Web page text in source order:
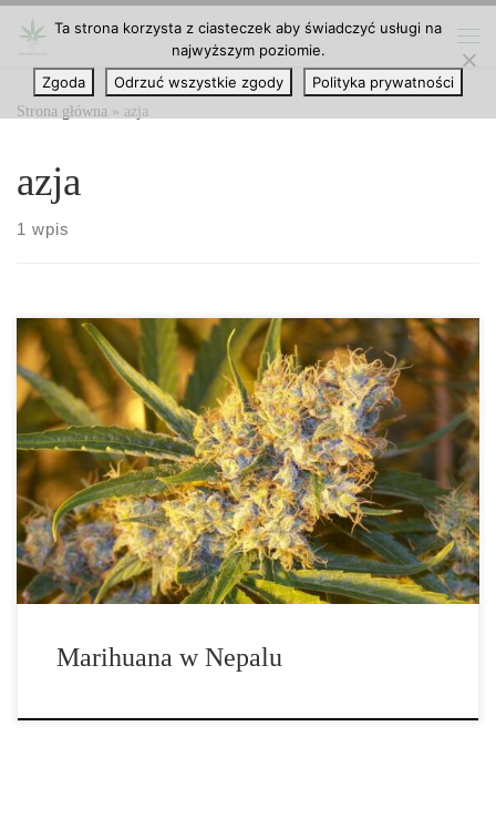
Przejdź do treści
Strona główna » azja
azja
1 wpis
Historia uprawy i stosowania marihuany w Nepalu sięga wieków i
jest to jeden z krajów o najdłuższej tradycji uprawy konopi na
świecie. Nepal położony jest w samym sercu Himalajów, pomiędzy
Chinami a Indiami, a na jego terytorium znajduje się 8 z 14
szczytów górskich o wysokości ponad 8000 metrów. Jest […]
Marihuana w Nepalu
Ta strona korzysta z ciasteczek aby świadczyć usługi na
najwyższym poziomie.
Zgoda
Odrzuć wszystkie zgody Polityka prywatności